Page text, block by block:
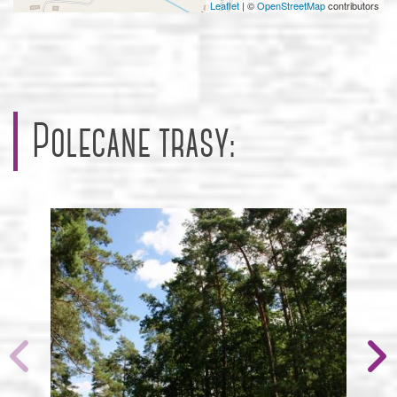
Leaflet | ©OpenStreetMapcontributors
Polecane trasy: